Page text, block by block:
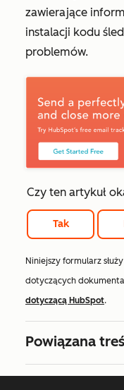
zawierające
instalacji kodu
problemów.
Czy ten artykuł
Tak
Niniejszy formularz
dotyczących
dotyczącą HubSpot.
Powiązana